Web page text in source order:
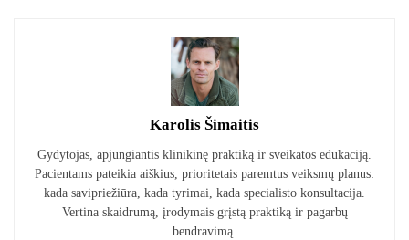
Karolis Šimaitis
Gydytojas, apjungiantis klinikinę praktiką ir sveikatos edukaciją.
Pacientams pateikia aiškius, prioritetais paremtus veiksmų planus:
kada savipriežiūra, kada tyrimai, kada specialisto konsultacija.
Vertina skaidrumą, įrodymais grįstą praktiką ir pagarbų
bendravimą.